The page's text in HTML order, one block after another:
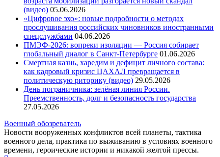
(видео) 05.06.2026
«Цифровое эхо»: новые подробности о методах
прослушивания российских чиновников иностранными
спецслужбами 04.06.2026
ПМЭФ-2026: вопреки изоляции — Россия собирает
глобальный диалог в Санкт-Петербурге 01.06.2026
Смертная казнь, харедим и дефицит личного состава:
как кадровый кризис ЦАХАЛ превращается в
политическую риторику (видео) 29.05.2026
День пограничника: зелёная линия России.
Преемственность, долг и безопасность государства
27.05.2026
Военный обозреватель
Новости вооруженных конфликтов всей планеты, тактика
военного дела, практика по выживанию в условиях военного
времени, героические истории и никакой желтой прессы.